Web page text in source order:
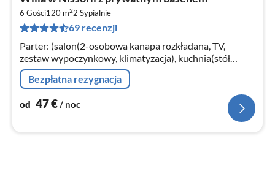
6 Gości120 m22 Sypialnie
69 recenzji
Parter: (salon(2-osobowa kanapa rozkładana, TV,
zestaw wypoczynkowy, klimatyzacja), kuchnia(stół
jadalniany, płyta grzewcza, kran z wrzącą wodą,
kuchenka, okap, zaparzacz do kawy, ...
Bezpłatna rezygnacja
od 47€/ noc